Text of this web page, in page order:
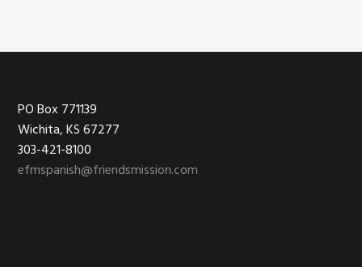
Footer
PO Box 771139
Wichita, KS 67277
303-421-8100
efmspanish@friendsmission.com